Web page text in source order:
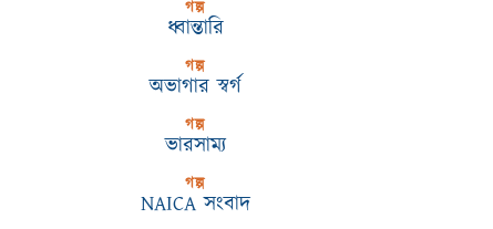
গল্প
ধ্বান্তারি
গল্প
অভাগার স্বর্গ
গল্প
ভারসাম্য
গল্প
NAICA সংবাদ